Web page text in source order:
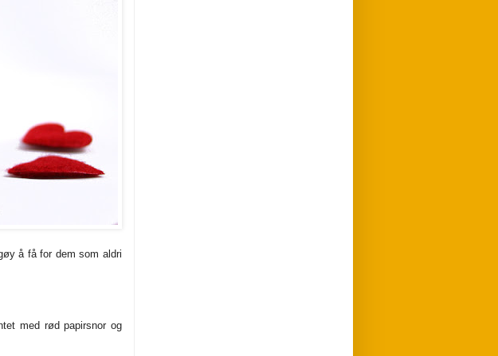
å få for dem som aldri
med rød papirsnor og